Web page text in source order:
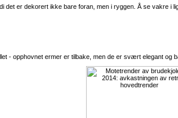
det er dekorert ikke bare foran, men i ryggen. Å se vakre i
- opphovnet ermer er tilbake, men de er svært elegant og